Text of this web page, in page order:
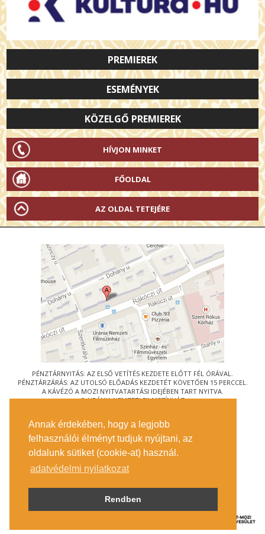
Annak érdekében, hogy a legjobb
felhasználói élményt tudjuk nyújtani, az
oldalunk sütiket (cookie-at) használ.
adatvédelmi nyilatkozat
Rendben
PREMIEREK
ESEMÉNYEK
KÖZELGŐ PREMIEREK
HÍVJON MINKET
FŐOLDAL
AZ OLDAL TETEJÉRE
PÉNZTÁRNYITÁS: AZ ELSŐ VETÍTÉS KEZDETE ELŐTT FÉL ÓRÁVAL.
PÉNZTÁRZÁRÁS: AZ UTOLSÓ ELŐADÁS KEZDETÉT KÖVETŐEN 15 PERCCEL.
A KÁVÉZÓ A MOZI NYITVATARTÁSI IDEJÉBEN TART NYITVA.
© URÁNIA NEMZETI FILMSZÍNHÁZ
1088 BUDAPEST, RÁKÓCZI ÚT 21.
MEGKÖZELÍTÉS
JEGYINFORMÁCIÓ
ÍRJON NEKÜNK!
KÖZÉRDEKŰ ADATOK